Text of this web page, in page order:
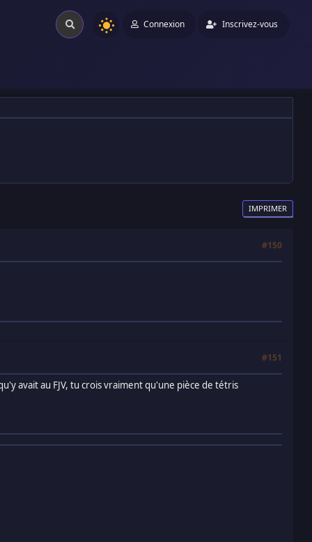
Connexion Inscrivez-vous
IMPRIMER
#150
#151
avait au FJV, tu crois vraiment qu'une pièce de tétris